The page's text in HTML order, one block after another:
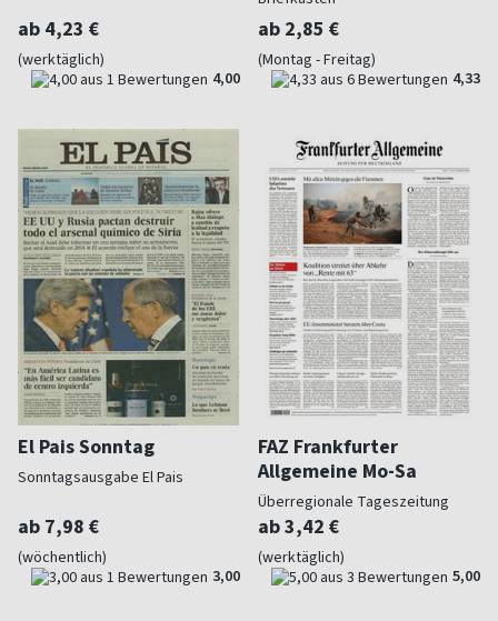
ab 4,23 €
(werktäglich)
4,00
ab 2,85 €
(Montag - Freitag)
4,33
El Pais Sonntag
Sonntagsausgabe El Pais
ab 7,98 €
(wöchentlich)
3,00
FAZ Frankfurter
Allgemeine Mo-Sa
Überregionale Tageszeitung
ab 3,42 €
(werktäglich)
5,00